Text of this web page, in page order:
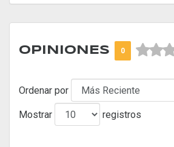
OPINIONES 0
Ordenar por
Mostrar registros